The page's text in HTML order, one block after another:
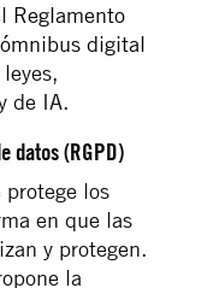
Reglamento
digital
de IA.
datos (RGPD)
protege los
en que las
y protegen.
la